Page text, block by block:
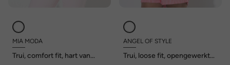
MIA MODA
Trui, comfort fit, hart van
ANGEL OF STYLE
Trui, loose fit, opengewerkt